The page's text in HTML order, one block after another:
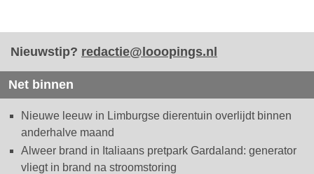
Nieuwstip? redactie@looopings.nl
Net binnen
Nieuwe leeuw in Limburgse dierentuin overlijdt binnen
anderhalve maand
Alweer brand in Italiaans pretpark Gardaland: generator
vliegt in brand na stroomstoring